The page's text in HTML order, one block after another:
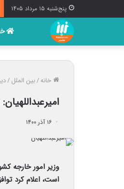
پنج‌شنبه ۱۵ مرداد ۱۴۰۵
خانه/بین الملل/
۱۶ آذر ۱۴۰۰
وزیر امور خارجه
است، اعلام کرد